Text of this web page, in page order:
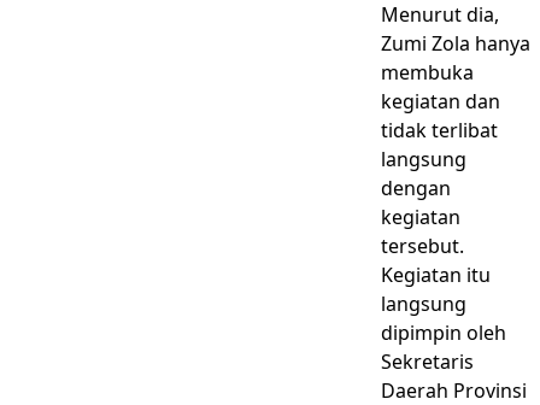
Menurut dia,
Zumi Zola hanya
membuka
kegiatan dan
tidak terlibat
langsung
dengan
kegiatan
tersebut.
Kegiatan itu
langsung
dipimpin oleh
Sekretaris
Daerah Provinsi